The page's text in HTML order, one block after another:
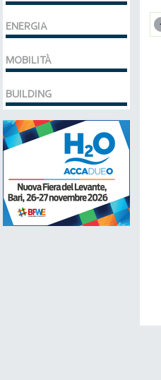
ENERGIA
MOBILITÀ
BUILDING